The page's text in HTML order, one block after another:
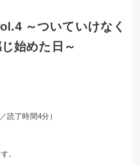
～ついていけなく
始めた日～
読了時間4分）
。